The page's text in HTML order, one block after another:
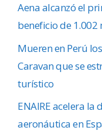
Aena alcanzó el
beneficio de 1.002
Mueren en Perú
Caravan que se
turístico
ENAIRE acelera
aeronáutica en